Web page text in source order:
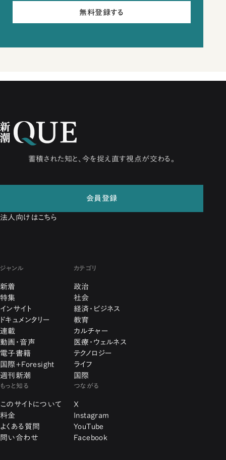
無料登録する
蓄積された知と、今を捉え直す視点が交わる。
会員登録
法人向けはこちら
ジャンル
新着
特集
インサイト
ドキュメンタリー
連載
動画・音声
電子書籍
国際+Foresight
週刊新潮
カテゴリ
政治
社会
経済・ビジネス
教育
カルチャー
医療・ウェルネス
テクノロジー
ライフ
国際
もっと知る
このサイトについて
料金
よくある質問
問い合わせ
つながる
X
Instagram
YouTube
Facebook